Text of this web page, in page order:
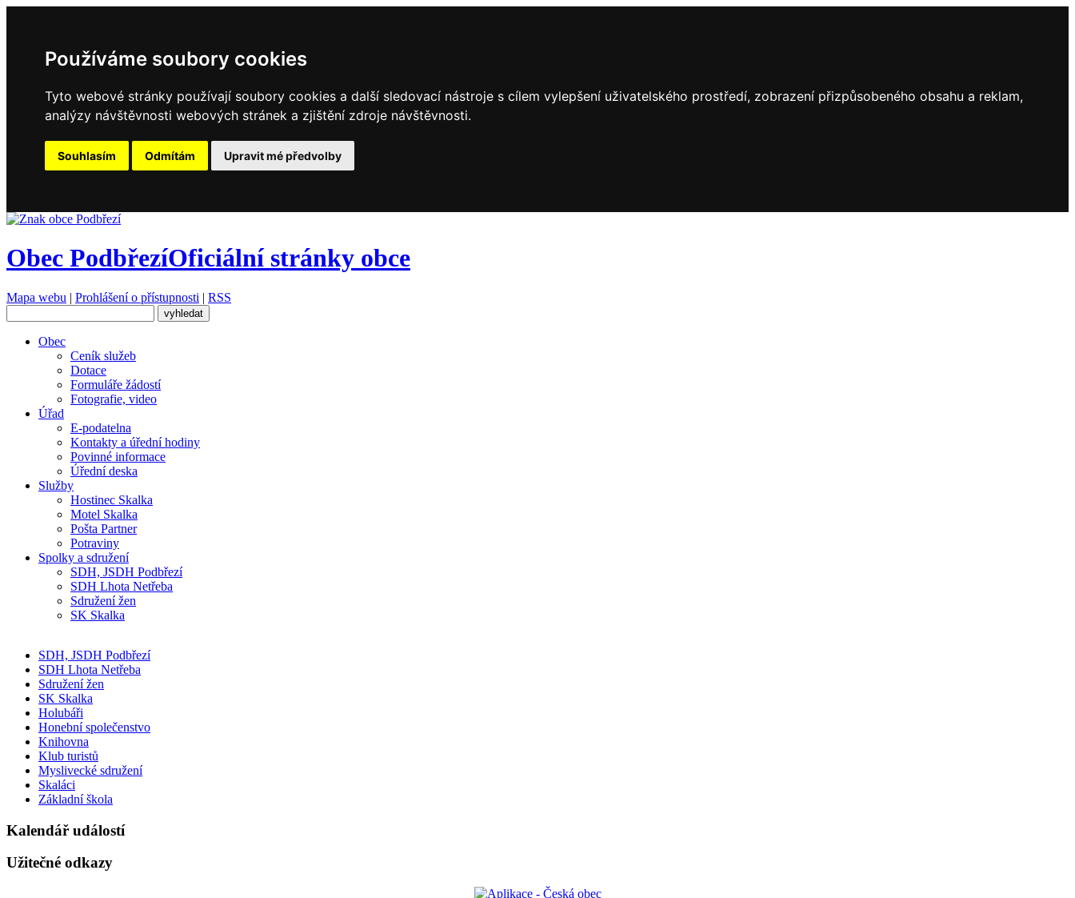
Používáme soubory cookies
Tyto webové stránky používají soubory cookies a další sledovací nástroje s cílem vylepšení uživatelského prostředí, zobrazení přizpůsobeného obsahu a reklam,
analýzy návštěvnosti webových stránek a zjištění zdroje návštěvnosti.
Souhlasím Odmítám Upravit mé předvolby
Obec PodbřezíOficiální stránky obce
Mapa webu | Prohlášení o přístupnosti | RSS
Obec
Ceník služeb
Dotace
Formuláře žádostí
Fotografie, video
Úřad
E-podatelna
Kontakty a úřední hodiny
Povinné informace
Úřední deska
Služby
Hostinec Skalka
Motel Skalka
Pošta Partner
Potraviny
Spolky a sdružení
SDH, JSDH Podbřezí
SDH Lhota Netřeba
Sdružení žen
SK Skalka
SDH, JSDH Podbřezí
SDH Lhota Netřeba
Sdružení žen
SK Skalka
Holubáři
Honební společenstvo
Knihovna
Klub turistů
Myslivecké sdružení
Skaláci
Základní škola
Kalendář událostí
Užitečné odkazy